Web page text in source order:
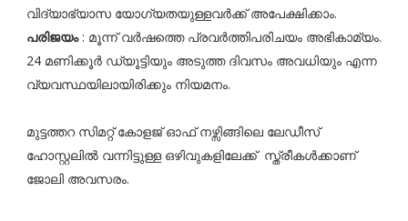
വിദ്യാഭ്യാസ യോഗ്യതയുള്ളവർക്ക് അപേക്ഷിക്കാം.
പരിജയം: മൂന്ന് വർഷത്തെ പ്രവർത്തിപരിചയം അഭികാമ്യം.
24 മണിക്കൂർ ഡ്യൂട്ടിയും അടുത്ത ദിവസം അവധിയും എന്ന
വ്യവസ്ഥയിലായിരിക്കും നിയമനം.
മുട്ടത്തറ സിമറ്റ് കോളജ് ഓഫ് നഴ്സിങ്ങിലെ ലേഡീസ്
ഹോസ്റ്റലിൽ വന്നിട്ടുള്ള ഒഴിവുകളിലേക്ക് സ്ത്രീകൾക്കാണ്
ജോലി അവസരം.